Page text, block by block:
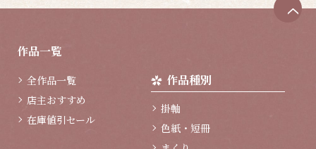
作品一覧
全作品一覧
店主おすすめ
在庫値引セール
作品種別
掛軸
色紙・短冊
ペ